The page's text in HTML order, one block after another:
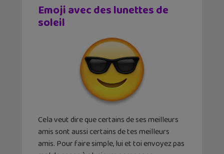
Emoji avec des lunettes de
soleil
Cela veut dire que certains de ses meilleurs
amis sont aussi certains de tes meilleurs
amis. Pour faire simple, lui et toi envoyez pas